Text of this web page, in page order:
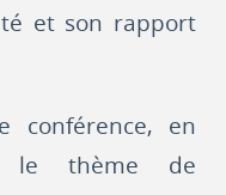
et son rapport
conférence, en
le thème de